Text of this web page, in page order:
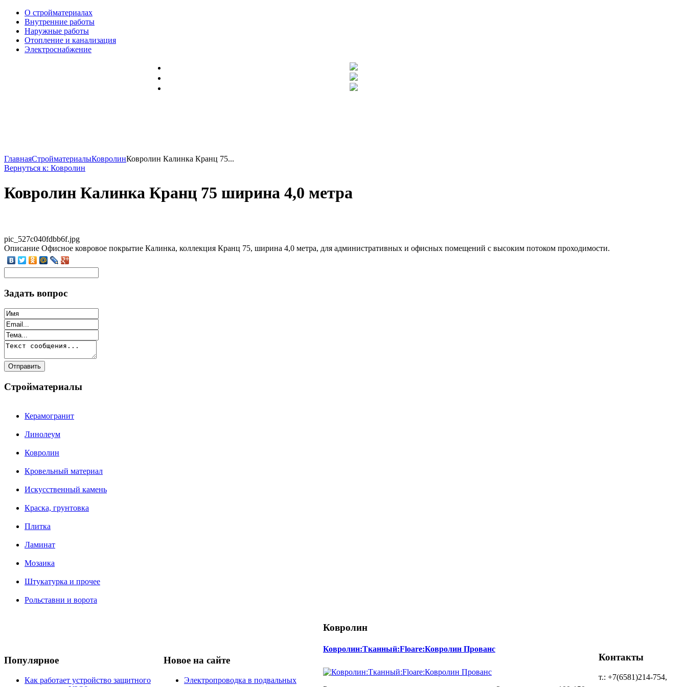
О стройматериалах
Внутренние работы
Наружные работы
Отопление и канализация
Электроснабжение
ГлавнаяСтройматериалыКовролинКовролин Калинка Кранц 75...
Вернуться к: Ковролин
Ковролин Калинка Кранц 75 ширина 4,0 метра
pic_527c040fdbb6f.jpg
Описание Офисное ковровое покрытие Калинка, коллекция Кранц 75, ширина 4,0 метра, для административных и офисных помещений с высоким потоком проходимости.
Задать вопрос
Стройматериалы
Керамогранит
Линолеум
Ковролин
Кровельный материал
Искусственный камень
Краска, грунтовка
Плитка
Ламинат
Мозаика
Штукатурка и прочее
Рольставни и ворота
Популярное
Как работает устройство защитного
Новое на сайте
Электропроводка в подвальных
Ковролин
Ковролин:Тканный:Floare:Ковролин Прованс
Контакты
т.: +7(6581)214-754,